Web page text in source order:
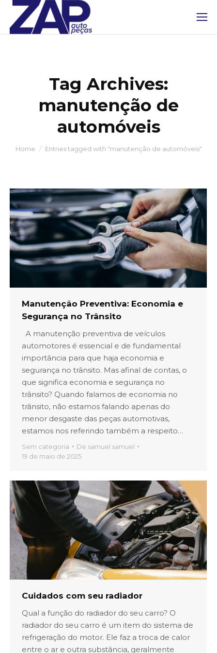
Tag Archives:
manutenção de
automóveis
You are here:
Home Entries tagged with "manutenção de automóveis"
Manutenção Preventiva: Economia e
Segurança no Trânsito
A manutenção preventiva de veículos
automotores é essencial e de fundamental
importância para que haja economia e
segurança no trânsito. Mas afinal de contas, o
que significa economia e segurança no
trânsito? Quando falamos de economia no
trânsito, não estamos falando apenas do
menor desgaste das peças automotivas,
estamos nos referindo também a respeito…
Sem categoria De samuel samuel
19 de maio de 2025
Cuidados com seu radiador
Qual a função do radiador do seu carro? O
radiador do seu carro é um item do sistema de
refrigeração do motor. Ele faz a troca de calor
entre o ar e outra substância, geralmente